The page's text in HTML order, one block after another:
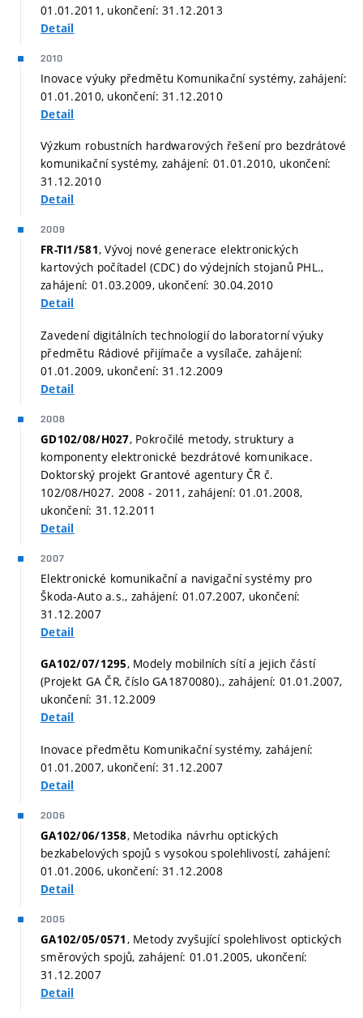
01.01.2011, ukončení: 31.12.2013
Detail
2010
Inovace výuky předmětu Komunikační systémy, zahájení:
01.01.2010, ukončení: 31.12.2010
Detail
Výzkum robustních hardwarových řešení pro bezdrátové
komunikační systémy, zahájení: 01.01.2010, ukončení:
31.12.2010
Detail
2009
FR-TI1/581, Vývoj nové generace elektronických
kartových počítadel (CDC) do výdejních stojanů PHL.,
zahájení: 01.03.2009, ukončení: 30.04.2010
Detail
Zavedení digitálních technologií do laboratorní výuky
předmětu Rádiové přijímače a vysílače, zahájení:
01.01.2009, ukončení: 31.12.2009
Detail
2008
GD102/08/H027, Pokročilé metody, struktury a
komponenty elektronické bezdrátové komunikace.
Doktorský projekt Grantové agentury ČR č.
102/08/H027. 2008 - 2011, zahájení: 01.01.2008,
ukončení: 31.12.2011
Detail
2007
Elektronické komunikační a navigační systémy pro
Škoda-Auto a.s., zahájení: 01.07.2007, ukončení:
31.12.2007
Detail
GA102/07/1295, Modely mobilních sítí a jejich částí
(Projekt GA ČR, číslo GA1870080)., zahájení: 01.01.2007,
ukončení: 31.12.2009
Detail
Inovace předmětu Komunikační systémy, zahájení:
01.01.2007, ukončení: 31.12.2007
Detail
2006
GA102/06/1358, Metodika návrhu optických
bezkabelových spojů s vysokou spolehlivostí, zahájení:
01.01.2006, ukončení: 31.12.2008
Detail
2005
GA102/05/0571 , Metody zvyšující spolehlivost optických
směrových spojů, zahájení: 01.01.2005, ukončení:
31.12.2007
Detail